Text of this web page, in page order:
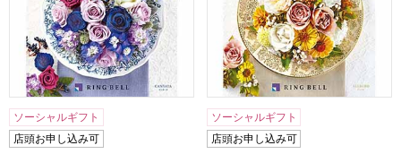
ソーシャルギフト
店頭お申し込み可
ソーシャルギフト
店頭お申し込み可